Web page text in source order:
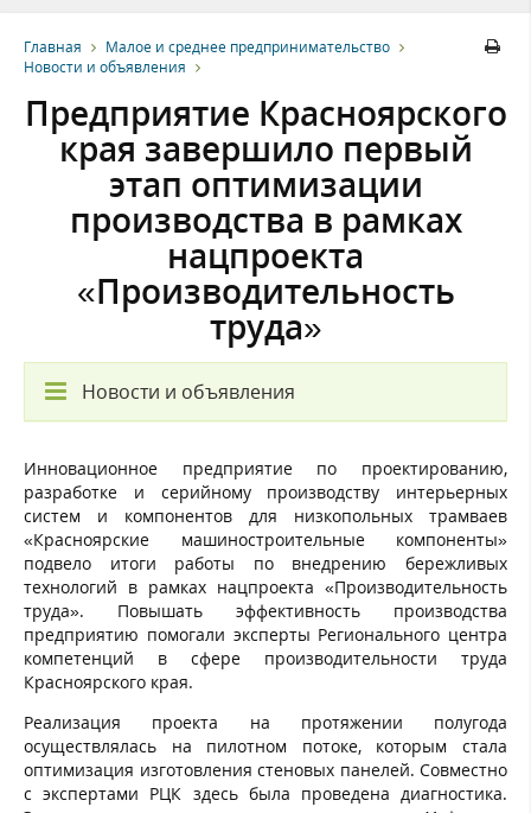
Главная
Малое и среднее предпринимательство
Новости и объявления
Предприятие Красноярского
края завершило первый
этап оптимизации
производства в рамках
нацпроекта
«Производительность
труда»
Новости и объявления
Инновационное предприятие по проектированию,
разработке и серийному производству интерьерных
систем и компонентов для низкопольных трамваев
«Красноярские машиностроительные компоненты»
подвело итоги работы по внедрению бережливых
технологий в рамках нацпроекта «Производительность
труда». Повышать эффективность производства
предприятию помогали эксперты Регионального центра
компетенций в сфере производительности труда
Красноярского края.
Реализация проекта на протяжении полугода
осуществлялась на пилотном потоке, которым стала
оптимизация изготовления стеновых панелей. Совместно
с экспертами РЦК здесь была проведена диагностика.